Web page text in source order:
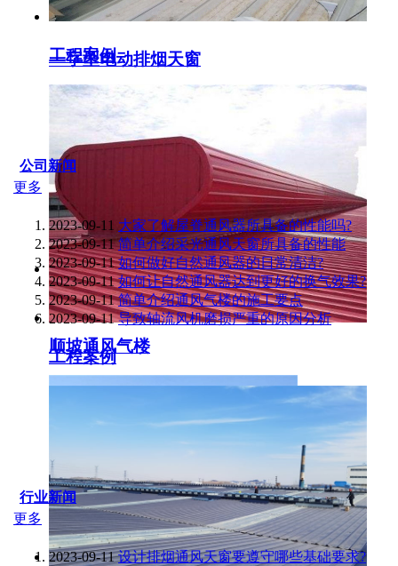
一字型电动排烟天窗
顺坡通风气楼
工程案例
工程案例
公司新闻
更多
2023-09-11 大家了解屋脊通风器所具备的性能吗?
2023-09-11 简单介绍采光通风天窗所具备的性能
2023-09-11 如何做好自然通风器的日常清洁?
2023-09-11 如何让自然通风器达到更好的换气效果?
2023-09-11 简单介绍通风气楼的施工要点
2023-09-11 导致轴流风机磨损严重的原因分析
行业新闻
更多
2023-09-11 设计排烟通风天窗要遵守哪些基础要求?